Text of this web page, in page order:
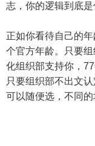
志，你的逻辑到底是
正如你看待自己的
个官方年龄。只要
化组织部支持你，
只要组织部不出文
可以随便选，不同